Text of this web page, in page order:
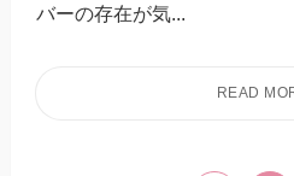
バーの存在が気...